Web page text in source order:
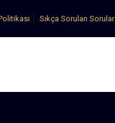
Sıkça Sorulan Sorular